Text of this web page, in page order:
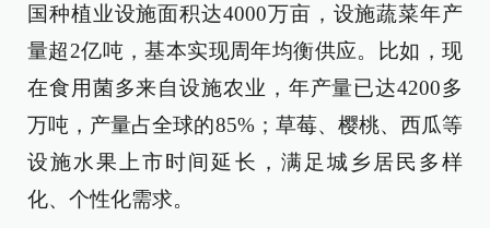
国种植业设施面积达4000万亩，设施蔬菜年产
量超2亿吨，基本实现周年均衡供应。比如，现
在食用菌多来自设施农业，年产量已达4200多
万吨，产量占全球的85%；草莓、樱桃、西瓜等
设施水果上市时间延长，满足城乡居民多样
化、个性化需求。